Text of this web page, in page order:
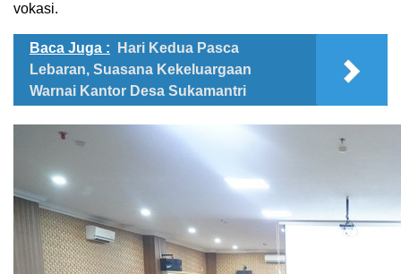
vokasi.
Baca Juga :
Hari Kedua Pasca
Lebaran, Suasana Kekeluargaan
Warnai Kantor Desa Sukamantri